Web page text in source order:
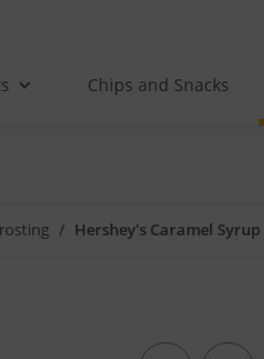
Chips and Snacks
Hershey's Caramel Syrup